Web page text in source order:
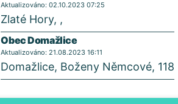
Aktualizováno: 02.10.2023 07:25
Zlaté Hory, ,
Obec Domažlice
Aktualizováno: 21.08.2023 16:11
Domažlice, Boženy Němcové, 118